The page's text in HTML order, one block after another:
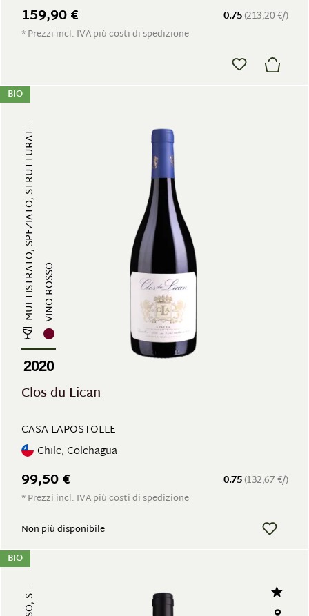
0.75(213,20 €/)
159,90 €
* Prezzi incl. IVA più costi di spedizione
BIO
MULTISTRATO, SPEZIATO, STRUTTURAT...VINO ROSSO
2020
Clos du Lican
CASA LAPOSTOLLE
Chile, Colchagua
0.75(132,67 €/)
99,50 €
* Prezzi incl. IVA più costi di spedizione
Non più disponibile
BIO